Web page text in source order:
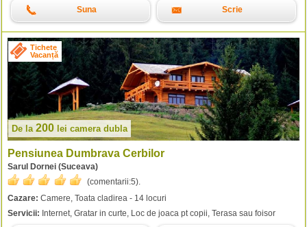
Suna Scrie
Tichete
Vacanță
De la 200 lei camera dubla
Pensiunea Dumbrava Cerbilor
Sarul Dornei (Suceava)
(comentarii:5).
Cazare: Camere, Toata cladirea - 14 locuri
Servicii: Internet, Gratar in curte, Loc de joaca pt copii, Terasa sau foisor